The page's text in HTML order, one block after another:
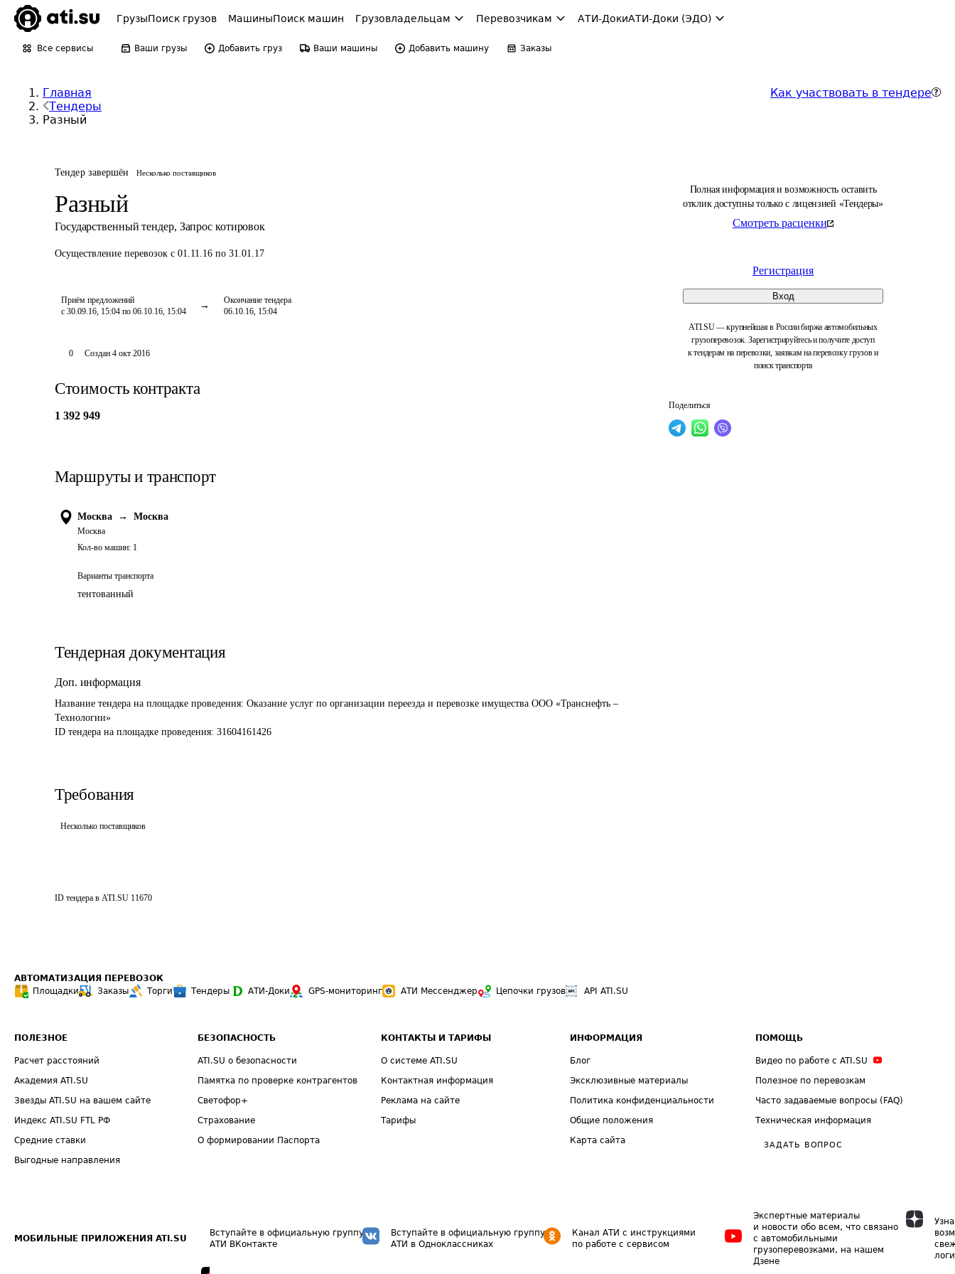
ГрузыПоиск грузов МашиныПоиск машин Грузовладельцам Перевозчикам АТИ-ДокиАТИ-Доки (ЭДО)
Все сервисы Ваши грузы Добавить груз Ваши машины Добавить машину Заказы
Главная
Тендеры
Разный
Как участвовать в тендере
Тендер завершён Несколько поставщиков
Разный
Государственный тендер, Запрос котировок
Осуществление перевозок с 01.11.16 по 31.01.17
Приём предложений
с 30.09.16, 15:04 по 06.10.16, 15:04
Окончание тендера
06.10.16, 15:04
Полная информация и возможность оставить
отклик доступны только с лицензией «Тендеры»
Смотреть расценки
Регистрация
Вход
ATI.SU — крупнейшая в России биржа автомобильных
грузоперевозок. Зарегистрируйтесь и получите доступ
к тендерам на перевозки, заявкам на перевозку грузов и
поиск транспорта
Поделиться
0 Создан 4 окт 2016
Стоимость контракта
1 392 949
Маршруты и транспорт
Москва →
Москва
Москва
Кол-во машин: 1
Варианты транспорта
тентованный
Тендерная документация
Доп. информация
Название тендера на площадке проведения: Оказание услуг по организации переезда и перевозке имущества ООО «Транснефть –
Технологии»
ID тендера на площадке проведения: 31604161426
Требования
Несколько поставщиков
ID тендера в ATI.SU 11670
АВТОМАТИЗАЦИЯ ПЕРЕВОЗОК
Площадки
Заказы Торги Тендеры АТИ-Доки GPS-мониторинг АТИ Мессенджер Цепочки грузов API ATI.SU
ПОЛЕЗНОЕ
Расчет расстояний
Академия ATI.SU
Звезды ATI.SU на вашем сайте
Индекс ATI.SU FTL РФ
Средние ставки
Выгодные направления
БЕЗОПАСНОСТЬ
ATI.SU о безопасности
Памятка по проверке контрагентов
Светофор+
Страхование
О формировании Паспорта
КОНТАКТЫ И ТАРИФЫ
О системе ATI.SU
Контактная информация
Реклама на сайте
Тарифы
ИНФОРМАЦИЯ
Блог
Эксклюзивные материалы
Политика конфиденциальности
Общие положения
Карта сайта
ПОМОЩЬ
Видео по работе с ATI.SU
Полезное по перевозкам
Часто задаваемые вопросы (FAQ)
Техническая информация
ЗАДАТЬ ВОПРОС
МОБИЛЬНЫЕ ПРИЛОЖЕНИЯ ATI.SU
Вступайте в официальную группу
АТИ ВКонтакте
Вступайте в официальную группу
АТИ в Одноклассниках
Канал АТИ с инструкциями
по работе с сервисом
Экспертные материалы
и новости обо всем, что связано
с автомобильными
грузоперевозками, на нашем
Дзене